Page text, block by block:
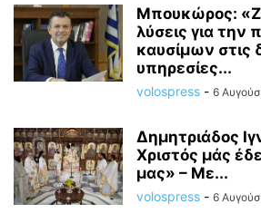
Μπουκώρος:
λύσεις για την
καυσίμων στις
υπηρεσίες...
volospress - 6
Δημητριάδος
Χριστός μάς
μας» – Με...
volospress - 6